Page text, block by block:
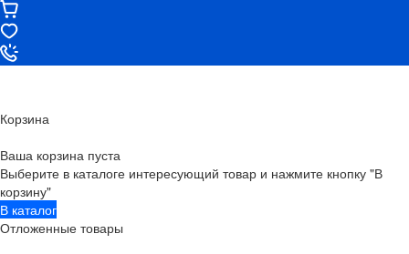
Корзина
Ваша корзина пуста
Выберите в каталоге интересующий товар и нажмите кнопку "В
корзину"
В каталог
Отложенные товары